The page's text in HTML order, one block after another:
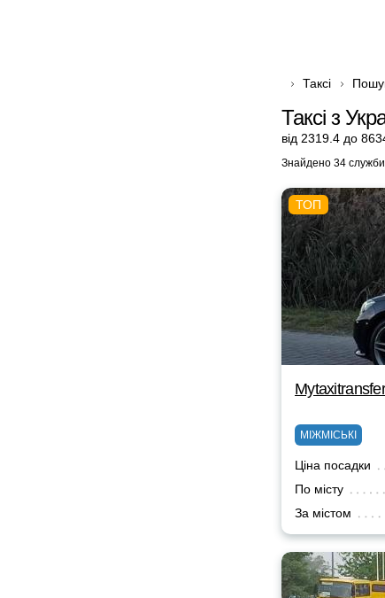
Таксі
Таксі з
від 2319.4 до
Знайдено 34 служби
МІЖМІСЬКІ
Ціна посадки
По місту
За містом